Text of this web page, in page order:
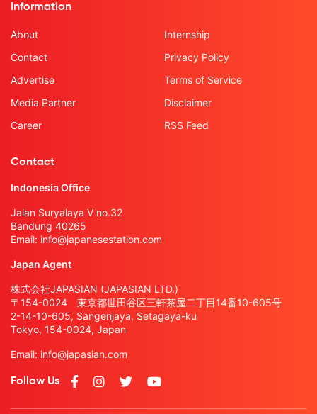
Information
About
Contact
Advertise
Media Partner
Career
Internship
Privacy Policy
Terms of Service
Disclaimer
RSS Feed
Contact
Indonesia Office
Jalan Suryalaya V no.32
Bandung 40265
Email: info@japanesestation.com
Japan Agent
株式会社JAPASIAN (JAPASIAN LTD.)
〒154-0024 東京都世田谷区三軒茶屋二丁目14番10-605号
2-14-10-605, Sangenjaya, Setagaya-ku
Tokyo, 154-0024, Japan
Email: info@japasian.com
Follow Us